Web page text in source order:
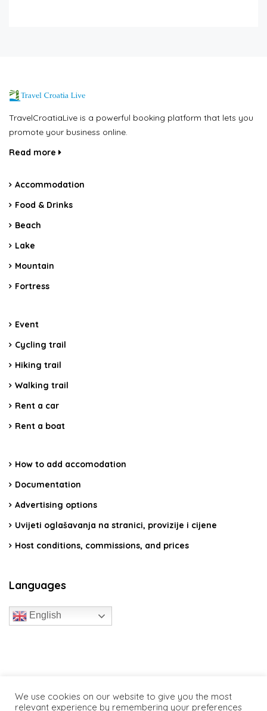
TravelCroatiaLive is a powerful booking platform that lets you
promote your business online.
Read more
Accommodation
Food & Drinks
Beach
Lake
Mountain
Fortress
Event
Cycling trail
Hiking trail
Walking trail
Rent a car
Rent a boat
How to add accomodation
Documentation
Advertising options
Uvijeti oglašavanja na stranici, provizije i cijene
Host conditions, commissions, and prices
Languages
English
We use cookies on our website to give you the most
relevant experience by remembering your preferences